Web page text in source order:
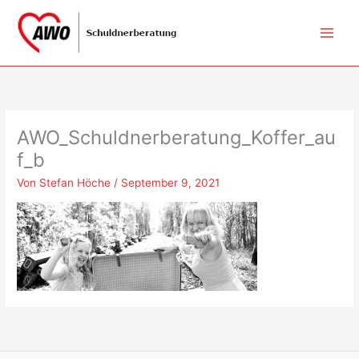
Inhalt
springen
AWO_Schuldnerberatung_Koffer_au
f_b
Von Stefan Höche / September 9, 2021